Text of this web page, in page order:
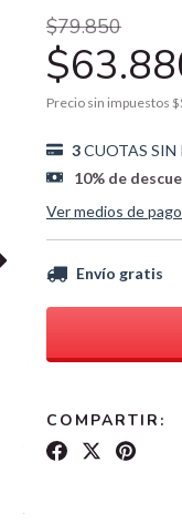
$79.850
Precio sin impuestos
3CUOTAS SIN
10% de
Ver medios de pago
Envío gratis
COMPARTIR: